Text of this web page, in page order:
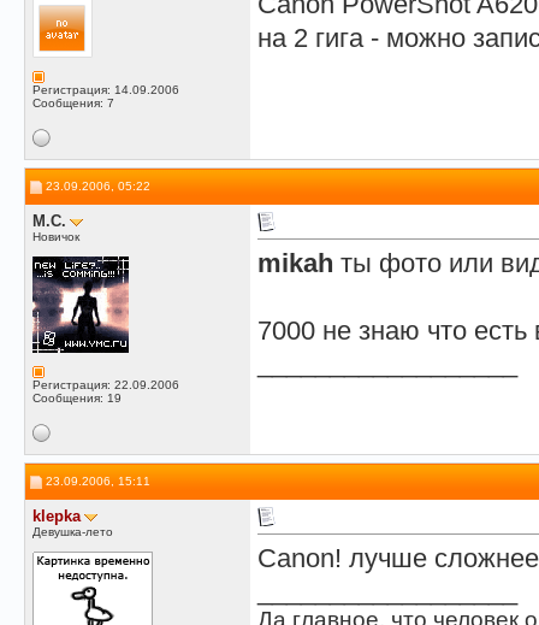
Регистрация: 14.09.2006
Сообщения: 7
на 2 гига - можно
23.09.2006, 05:22
M.C.
Новичок
Регистрация: 22.09.2006
Сообщения: 19
mikah ты фото или
7000 не знаю что
23.09.2006, 15:11
klepka
Девушка-лето
Canon! лучше
Да главное, что человек